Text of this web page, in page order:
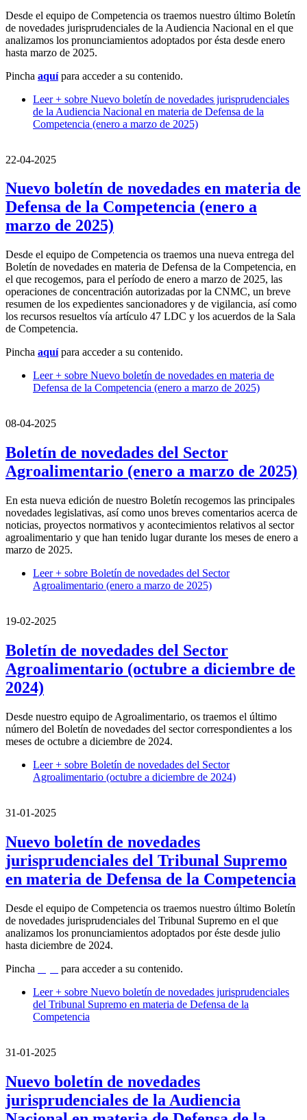
Desde el equipo de Competencia os traemos nuestro último Boletín
de novedades jurisprudenciales de la Audiencia Nacional en el que
analizamos los pronunciamientos adoptados por ésta desde enero
hasta marzo de 2025.
Pincha aquípara acceder a su contenido.
Leer + sobre Nuevo boletín de novedades jurisprudenciales
de la Audiencia Nacional en materia de Defensa de la
Competencia (enero a marzo de 2025)
22-04-2025
Nuevo boletín de novedades en materia de
Defensa de la Competencia (enero a
marzo de 2025)
Desde el equipo de Competencia os traemos una nueva entrega del
Boletín de novedades en materia de Defensa de la Competencia, en
el que recogemos, para el período de enero a marzo de 2025, las
operaciones de concentración autorizadas por la CNMC, un breve
resumen de los expedientes sancionadores y de vigilancia, así como
los recursos resueltos vía artículo 47 LDC y los acuerdos de la Sala
de Competencia.
Pincha aquípara acceder a su contenido.
Leer + sobre Nuevo boletín de novedades en materia de
Defensa de la Competencia (enero a marzo de 2025)
08-04-2025
Boletín de novedades del Sector
Agroalimentario (enero a marzo de 2025)
En esta nueva edición de nuestro Boletín recogemos las principales
novedades legislativas, así como unos breves comentarios acerca de
noticias, proyectos normativos y acontecimientos relativos al sector
agroalimentario y que han tenido lugar durante los meses de enero a
marzo de 2025.
Leer + sobre Boletín de novedades del Sector
Agroalimentario (enero a marzo de 2025)
19-02-2025
Boletín de novedades del Sector
Agroalimentario (octubre a diciembre de
2024)
Desde nuestro equipo de Agroalimentario, os traemos el último
número del Boletín de novedades del sector correspondientes a los
meses de octubre a diciembre de 2024.
Leer + sobre Boletín de novedades del Sector
Agroalimentario (octubre a diciembre de 2024)
31-01-2025
Nuevo boletín de novedades
jurisprudenciales del Tribunal Supremo
en materia de Defensa de la Competencia
Desde el equipo de Competencia os traemos nuestro último Boletín
de novedades jurisprudenciales del Tribunal Supremo en el que
analizamos los pronunciamientos adoptados por éste desde julio
hasta diciembre de 2024.
Pincha
para acceder a su contenido.
Leer + sobre Nuevo boletín de novedades jurisprudenciales
del Tribunal Supremo en materia de Defensa de la
Competencia
31-01-2025
Nuevo boletín de novedades
jurisprudenciales de la Audiencia